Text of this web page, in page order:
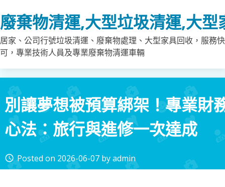
to
content
廢棄物清運,大型垃圾清運,大
居家、公司行號垃圾清運、廢棄物處理、大型家具回收，服務
可，專業技術人員及專業廢棄物清運車輛
別讓夢想被預算綁架！專業財
心法：旅行與進修一次達成
access_time Posted on 2026-06-07 byadmin